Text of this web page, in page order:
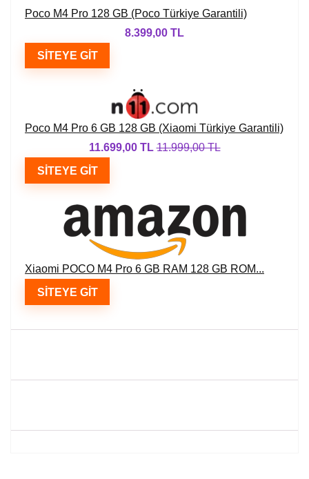
Poco M4 Pro 128 GB (Poco Türkiye Garantili)
8.399,00 TL
SITEYE GIT
Poco M4 Pro 6 GB 128 GB (Xiaomi Türkiye Garantili)
11.699,00 TL11.999,00 TL
SITEYE GIT
Xiaomi POCO M4 Pro 6 GB RAM 128 GB ROM...
SITEYE GIT